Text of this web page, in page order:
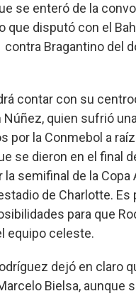
se enteró de la
que disputó con el
contra Bragantino del
contar con su
Núñez, quien sufrió
por la Conmebol a
se dieron en el final
la semifinal de la Copa
de Charlotte. Es
para que
equipo celeste.
dejó en claro
Bielsa, aunque